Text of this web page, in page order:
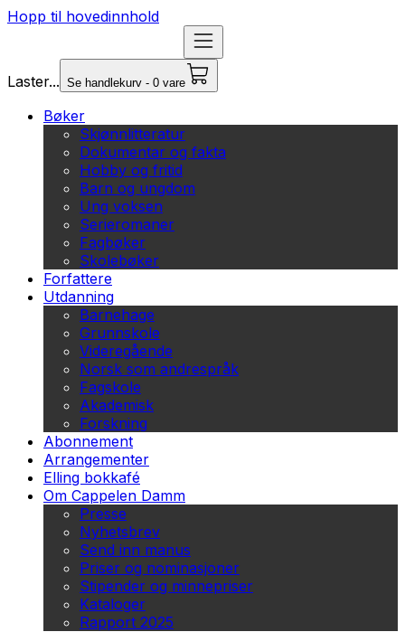
Hopp til hovedinnhold
Laster... Se handlekurv - 0 vare
Bøker
Skjønnlitteratur
Dokumentar og fakta
Hobby og fritid
Barn og ungdom
Ung voksen
Serieromaner
Fagbøker
Skolebøker
Forfattere
Utdanning
Barnehage
Grunnskole
Videregående
Norsk som andrespråk
Fagskole
Akademisk
Forskning
Abonnement
Arrangementer
Elling bokkafé
Om Cappelen Damm
Presse
Nyhetsbrev
Send inn manus
Priser og nominasjoner
Stipender og minnepriser
Kataloger
Rapport 2025